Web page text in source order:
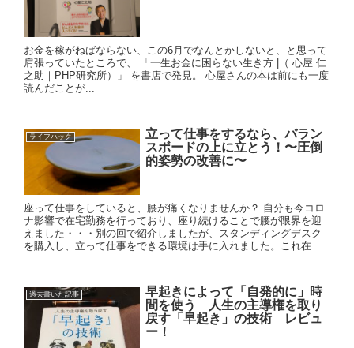
お金を稼がねばならない、この6月でなんとかしないと、と思って
肩張っていたところで、 「一生お金に困らない生き方 |（ 心屋 仁
之助｜PHP研究所）」 を書店で発見。 心屋さんの本は前にも一度
読んだことが...
ライフハック
立って仕事をするなら、バラン
スボードの上に立とう！〜圧倒
的姿勢の改善に〜
座って仕事をしていると、腰が痛くなりませんか？ 自分も今コロ
ナ影響で在宅勤務を行っており、座り続けることで腰が限界を迎
えました・・・別の回で紹介しましたが、スタンディングデスク
を購入し、立って仕事をできる環境は手に入れました。これ在...
過去書いた記事
早起きによって「自発的に」時
間を使う 人生の主導権を取り
戻す「早起き」の技術 レビュ
ー！